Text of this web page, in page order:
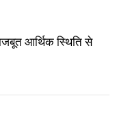
आर्थिक स्थिति से